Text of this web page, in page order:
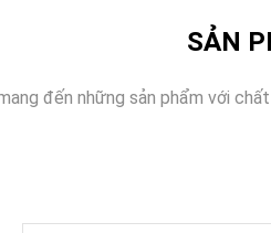
SẢN
đến những sản phẩm với